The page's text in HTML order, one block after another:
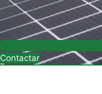
Contactar